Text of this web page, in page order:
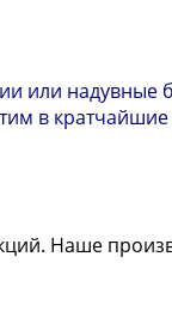
или надувные
в кратчайшие
Наше